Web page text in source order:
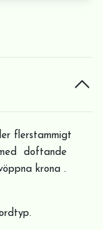
flerstammigt
doftande
krona .